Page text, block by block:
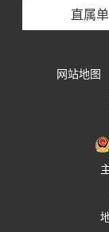
直属
湖北省城乡建
湖北城市建设
网站地图